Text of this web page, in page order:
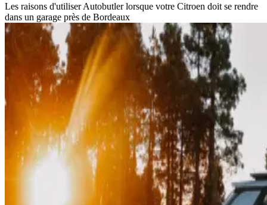
Les raisons d'utiliser Autobutler lorsque votre Citroen doit se rendre
dans un garage près de Bordeaux